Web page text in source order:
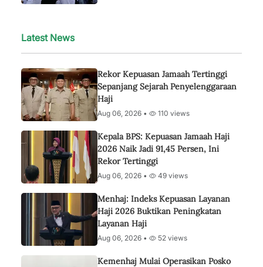
Latest News
Rekor Kepuasan Jamaah Tertinggi
Sepanjang Sejarah Penyelenggaraan
Haji
Aug 06, 2026 • 110 views
Kepala BPS: Kepuasan Jamaah Haji
2026 Naik Jadi 91,45 Persen, Ini
Rekor Tertinggi
Aug 06, 2026 • 49 views
Menhaj: Indeks Kepuasan Layanan
Haji 2026 Buktikan Peningkatan
Layanan Haji
Aug 06, 2026 • 52 views
Kemenhaj Mulai Operasikan Posko